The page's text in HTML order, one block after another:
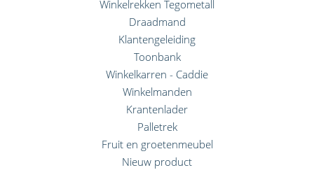
Winkelrekken Tegometall
Draadmand
Klantengeleiding
Toonbank
Winkelkarren - Caddie
Winkelmanden
Krantenlader
Palletrek
Fruit en groetenmeubel
Nieuw product